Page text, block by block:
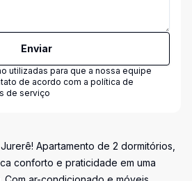
Enviar
utilizadas para que a nossa equipe
de acordo com a política de
de serviço
Apartamento de 2 dormitórios,
conforto e praticidade em uma